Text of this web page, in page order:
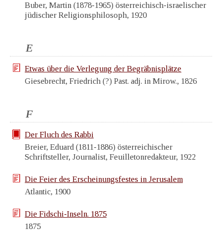
Buber, Martin (1878-1965) österreichisch-israelischer
jüdischer Religionsphilosoph, 1920
E
Etwas über die Verlegung der Begräbnisplätze
Giesebrecht, Friedrich (?) Past. adj. in Mirow., 1826
F
Der Fluch des Rabbi
Breier, Eduard (1811-1886) österreichischer
Schriftsteller, Journalist, Feuilletonredakteur, 1922
Die Feier des Erscheinungsfestes in Jerusalem
Atlantic, 1900
Die Fidschi-Inseln. 1875
1875